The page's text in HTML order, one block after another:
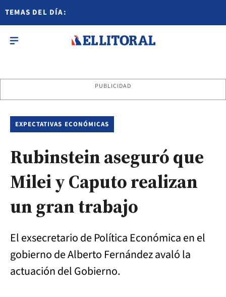
TEMAS DEL DÍA:
PUBLICIDAD
EXPECTATIVAS ECONÓMICAS
Rubinstein aseguró que
Milei y Caputo realizan
un gran trabajo
El exsecretario de Política Económica en el
gobierno de Alberto Fernández avaló la
actuación del Gobierno.